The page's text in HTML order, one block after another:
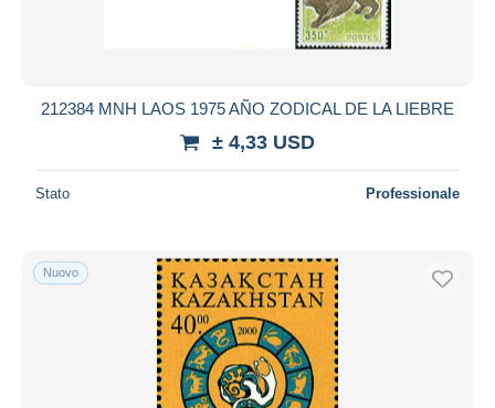
212384 MNH LAOS 1975 AÑO ZODICAL DE LA LIEBRE
± 4,33 USD
Stato Professionale
Nuovo